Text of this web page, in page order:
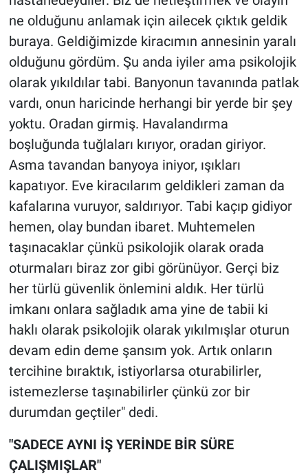
ne olduğunu anlamak için ailecek çıktık geldik
buraya. Geldiğimizde kiracımın annesinin yaralı
olduğunu gördüm. Şu anda iyiler ama psikolojik
olarak yıkıldılar tabi. Banyonun tavanında patlak
vardı, onun haricinde herhangi bir yerde bir şey
yoktu. Oradan girmiş. Havalandırma
boşluğunda tuğlaları kırıyor, oradan giriyor.
Asma tavandan banyoya iniyor, ışıkları
kapatıyor. Eve kiracılarım geldikleri zaman da
kafalarına vuruyor, saldırıyor. Tabi kaçıp gidiyor
hemen, olay bundan ibaret. Muhtemelen
taşınacaklar çünkü psikolojik olarak orada
oturmaları biraz zor gibi görünüyor. Gerçi biz
her türlü güvenlik önlemini aldık. Her türlü
imkanı onlara sağladık ama yine de tabii ki
haklı olarak psikolojik olarak yıkılmışlar oturun
devam edin deme şansım yok. Artık onların
tercihine bıraktık, istiyorlarsa oturabilirler,
istemezlerse taşınabilirler çünkü zor bir
durumdan geçtiler" dedi.
"SADECE AYNI İŞ YERİNDE BİR SÜRE
ÇALIŞMIŞLAR"
Canlı Yayın